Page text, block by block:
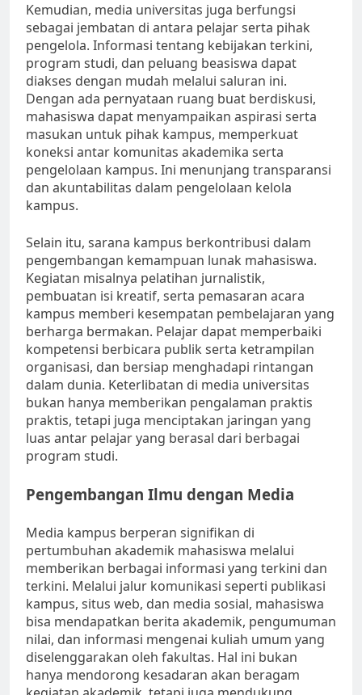
Kemudian, media universitas juga berfungsi
sebagai jembatan di antara pelajar serta pihak
pengelola. Informasi tentang kebijakan terkini,
program studi, dan peluang beasiswa dapat
diakses dengan mudah melalui saluran ini.
Dengan ada pernyataan ruang buat berdiskusi,
mahasiswa dapat menyampaikan aspirasi serta
masukan untuk pihak kampus, memperkuat
koneksi antar komunitas akademika serta
pengelolaan kampus. Ini menunjang transparansi
dan akuntabilitas dalam pengelolaan kelola
kampus.
Selain itu, sarana kampus berkontribusi dalam
pengembangan kemampuan lunak mahasiswa.
Kegiatan misalnya pelatihan jurnalistik,
pembuatan isi kreatif, serta pemasaran acara
kampus memberi kesempatan pembelajaran yang
berharga bermakan. Pelajar dapat memperbaiki
kompetensi berbicara publik serta ketrampilan
organisasi, dan bersiap menghadapi rintangan
dalam dunia. Keterlibatan di media universitas
bukan hanya memberikan pengalaman praktis
praktis, tetapi juga menciptakan jaringan yang
luas antar pelajar yang berasal dari berbagai
program studi.
Pengembangan Ilmu dengan Media
Media kampus berperan signifikan di
pertumbuhan akademik mahasiswa melalui
memberikan berbagai informasi yang terkini dan
terkini. Melalui jalur komunikasi seperti publikasi
kampus, situs web, dan media sosial, mahasiswa
bisa mendapatkan berita akademik, pengumuman
nilai, dan informasi mengenai kuliah umum yang
diselenggarakan oleh fakultas. Hal ini bukan
hanya mendorong kesadaran akan beragam